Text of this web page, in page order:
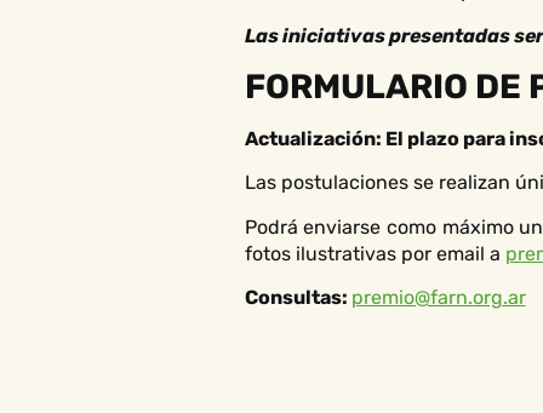
Las iniciativas presentadas
FORMULARIO DE
Actualización: El plazo para
Las postulaciones se realizan
Podrá enviarse como máximo
fotos ilustrativas por email a
Consultas: premio@farn.org.ar